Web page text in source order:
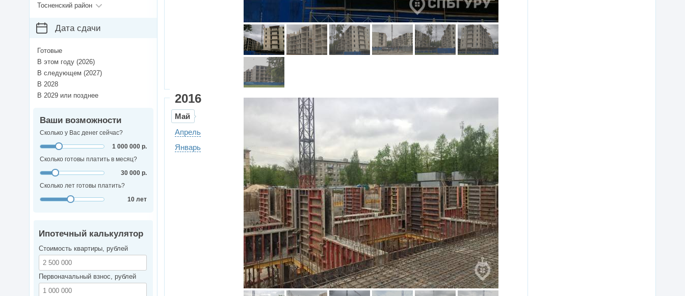
2016
Май
Апрель
Январь
Тосненский район
Дата сдачи
Готовые
В этом году (2026)
В следующем (2027)
В 2028
В 2029 или позднее
Ваши возможности
Сколько у Вас денег сейчас?
1 000 000 р.
Сколько готовы платить в месяц?
30 000 р.
Сколько лет готовы платить?
10 лет
Ипотечный калькулятор
Стоимость квартиры, рублей
Первоначальный взнос, рублей